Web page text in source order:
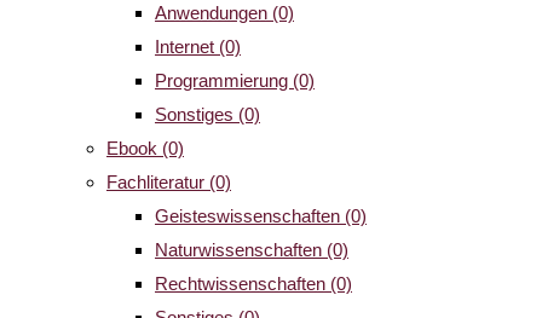
Anwendungen (0)
Internet (0)
Programmierung (0)
Sonstiges (0)
Ebook (0)
Fachliteratur (0)
Geisteswissenschaften (0)
Naturwissenschaften (0)
Rechtwissenschaften (0)